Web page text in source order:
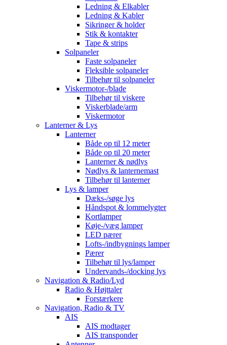
Ledning & Elkabler
Ledning & Kabler
Sikringer & holder
Stik & kontakter
Tape & strips
Solpaneler
Faste solpaneler
Fleksible solpaneler
Tilbehør til solpaneler
Viskermotor-/blade
Tilbehør til viskere
Viskerblade/arm
Viskermotor
Lanterner & Lys
Lanterner
Både op til 12 meter
Både op til 20 meter
Lanterner & nødlys
Nødlys & lanternemast
Tilbehør til lanterner
Lys & lamper
Dæks-/søge lys
Håndspot & lommelygter
Kortlamper
Køje-/væg lamper
LED pærer
Lofts-/indbygnings lamper
Pærer
Tilbehør til lys/lamper
Undervands-/docking lys
Navigation & Radio/Lyd
Radio & Højttaler
Forstærkere
Navigation, Radio & TV
AIS
AIS modtager
AIS transponder